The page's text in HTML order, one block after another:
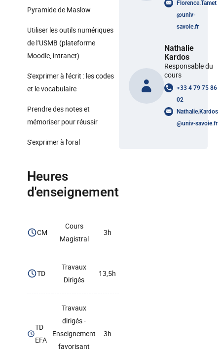
Pyramide de Maslow
Utiliser les outils numériques
de l’USMB (plateforme
Moodle, intranet)
S'exprimer à l'écrit : les codes
et le vocabulaire
Prendre des notes et
mémoriser pour réussir
S'exprimer à l'oral
Heures
d'enseignement
CM
Cours
Magistral
3h
TD
Travaux
Dirigés
13,5h
TD
EFA
Travaux
dirigés -
Enseignement
favorisant
3h
Florence.Tamet
@univ-
savoie.fr
Nathalie
Kardos
Responsable du
cours
+33 4 79 75 86
02
Nathalie.Kardos
@univ-savoie.fr